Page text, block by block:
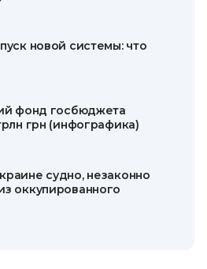
новой системы: что
фонд госбюджета
грн (инфографика)
судно, незаконно
оккупированного